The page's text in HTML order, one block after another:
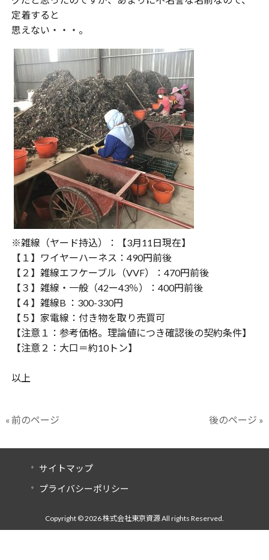
定着すると
思えない・・・。
※雑線（ヤード持込）：【3月11日現在】
【１】ワイヤーハーネス：490円前後
【２】雑線エフケーブル（VVF）：470円前後
【３】雑線・一般（42ー43％）：400円前後
【４】雑線B ：300-330円
【５】家電線：付き物を取り売買可
【注意１：参考価格。理論値につき確認後の契約条件】
【注意２：大口＝約10トン】
以上
« 前のページ 後のページ »
サイトマップ
プライバシーポリシー
Copyright © 2026 株式会社東京資源 All rights Reserved.